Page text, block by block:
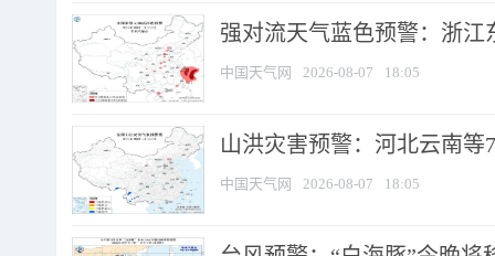
强对流天气蓝色预警：浙江
中国天气网 2026-08-07 18:05
山洪灾害预警：河北云南
中国天气网 2026-08-07 18:05